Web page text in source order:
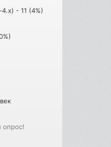
- 11 (4%)
опрос!